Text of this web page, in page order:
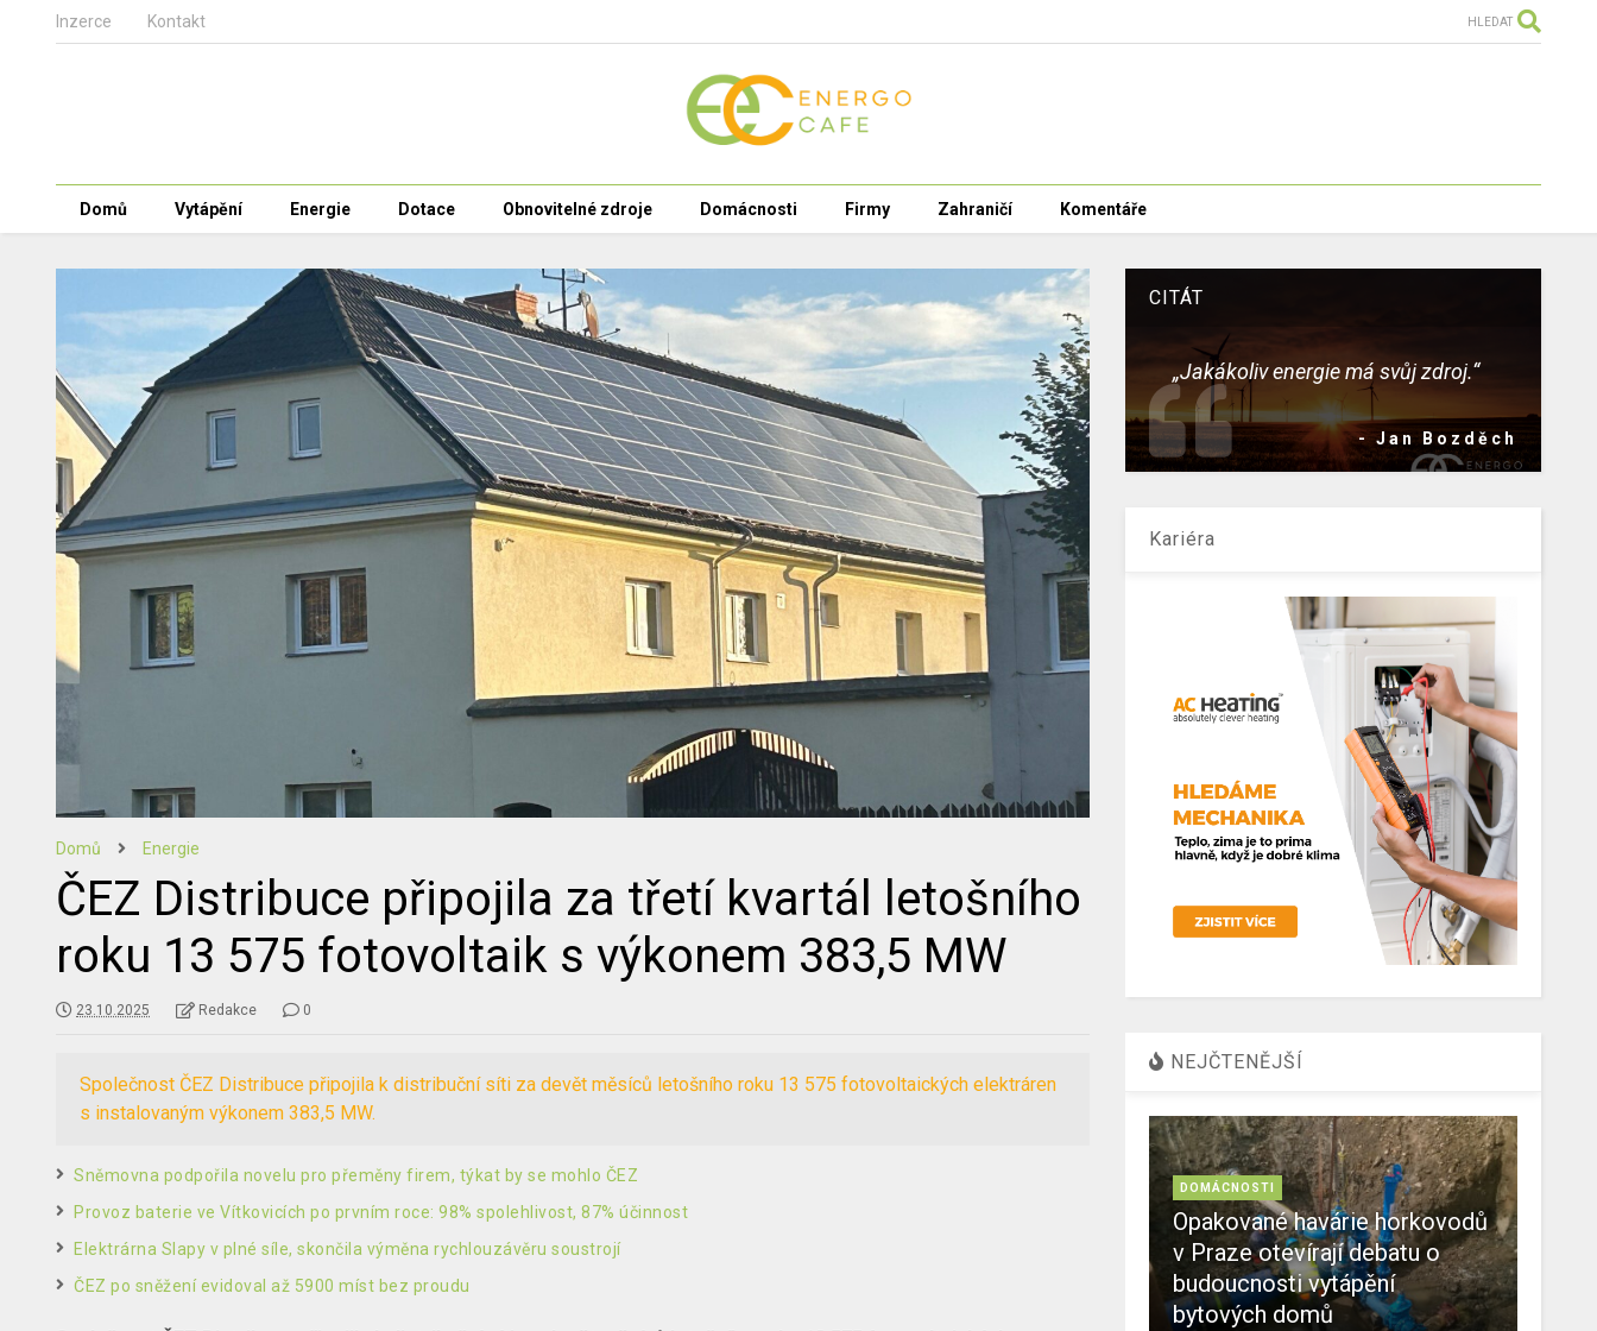
Inzerce Kontakt HLEDAT
Domů Vytápění Energie Dotace Obnovitelné zdroje Domácnosti Firmy Zahraničí Komentáře
Domů Energie
ČEZ Distribuce připojila za třetí kvartál letošního
roku 13 575 fotovoltaik s výkonem 383,5 MW
23.10.2025 Redakce 0
Společnost ČEZ Distribuce připojila k distribuční síti za devět měsíců letošního roku 13 575 fotovoltaických elektráren
s instalovaným výkonem 383,5 MW.
Sněmovna podpořila novelu pro přeměny firem, týkat by se mohlo ČEZ
Provoz baterie ve Vítkovicích po prvním roce: 98% spolehlivost, 87% účinnost
Elektrárna Slapy v plné síle, skončila výměna rychlouzávěru soustrojí
ČEZ po sněžení evidoval až 5900 míst bez proudu
CITÁT
„Jakákoliv energie má svůj zdroj.“
- Jan Bozděch
Kariéra
NEJČTENĚJŠÍ
DOMÁCNOSTI
Opakované havárie horkovodů
v Praze otevírají debatu o
budoucnosti vytápění
bytových domů